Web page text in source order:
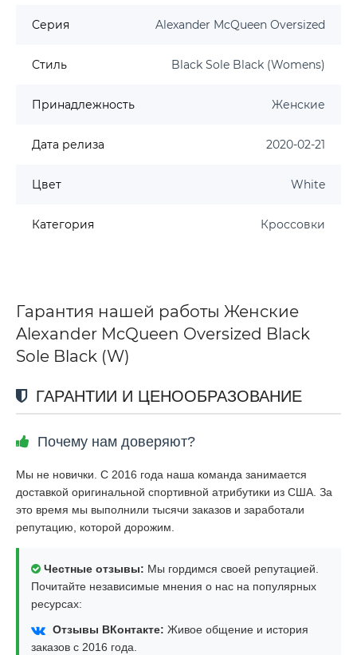
Серия Alexander McQueen Oversized
Стиль Black Sole Black (Womens)
Принадлежность Женские
Дата релиза 2020-02-21
Цвет White
Категория Кроссовки
Гарантия нашей работы Женские
Alexander McQueen Oversized Black
Sole Black (W)
ГАРАНТИИ И ЦЕНООБРАЗОВАНИЕ
Почему нам доверяют?
Мы не новички. С 2016 года наша команда занимается
доставкой оригинальной спортивной атрибутики из США. За
это время мы выполнили тысячи заказов и заработали
репутацию, которой дорожим.
Честные отзывы: Мы гордимся своей репутацией.
Почитайте независимые мнения о нас на популярных
ресурсах:
Отзывы ВКонтакте: Живое общение и история
заказов с 2016 года.